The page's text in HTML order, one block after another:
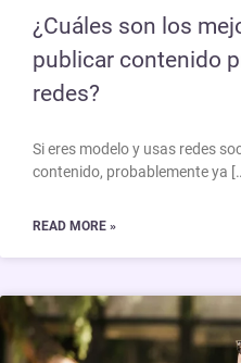
¿Cuáles son los
publicar contenido
redes?
Si eres modelo y usas redes
contenido, probablemente ya
READ MORE »